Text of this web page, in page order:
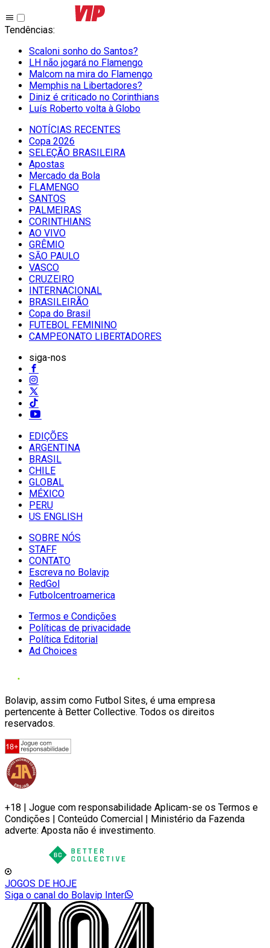
Tendências:
Scaloni sonho do Santos?
LH não jogará no Flamengo
Malcom na mira do Flamengo
Memphis na Libertadores?
Diniz é criticado no Corinthians
Luís Roberto volta à Globo
NOTÍCIAS RECENTES
Copa 2026
SELEÇÃO BRASILEIRA
Apostas
Mercado da Bola
FLAMENGO
SANTOS
PALMEIRAS
CORINTHIANS
AO VIVO
GRÊMIO
SĀO PAULO
VASCO
CRUZEIRO
INTERNACIONAL
BRASILEIRÃO
Copa do Brasil
FUTEBOL FEMININO
CAMPEONATO LIBERTADORES
siga-nos
EDIÇÕES
ARGENTINA
BRASIL
CHILE
GLOBAL
MÉXICO
PERU
US ENGLISH
SOBRE NÓS
STAFF
CONTATO
Escreva no Bolavip
RedGol
Futbolcentroamerica
Termos e Condições
Políticas de privacidade
Política Editorial
Ad Choices
Bolavip, assim como Futbol Sites, é uma empresa
pertencente à Better Collective. Todos os direitos
reservados.
+18 | Jogue com responsabilidade Aplicam-se os Termos e
Condições | Conteúdo Comercial | Ministério da Fazenda
adverte: Aposta não é investimento.
JOGOS DE HOJE
Siga o canal do Bolavip Inter